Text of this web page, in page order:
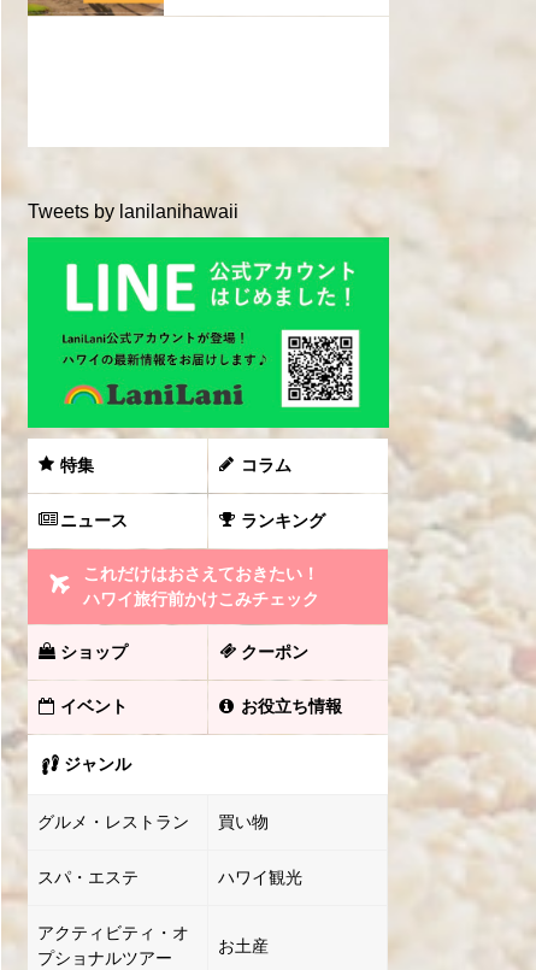
Tweets by lanilanihawaii
特集 コラム
ニュース ランキング
これだけはおさえておきたい！
ハワイ旅行前かけこみチェック
ショップ クーポン
イベント お役立ち情報
ジャンル
グルメ・レストラン 買い物
スパ・エステ ハワイ観光
アクティビティ・オ
プショナルツアー
お土産